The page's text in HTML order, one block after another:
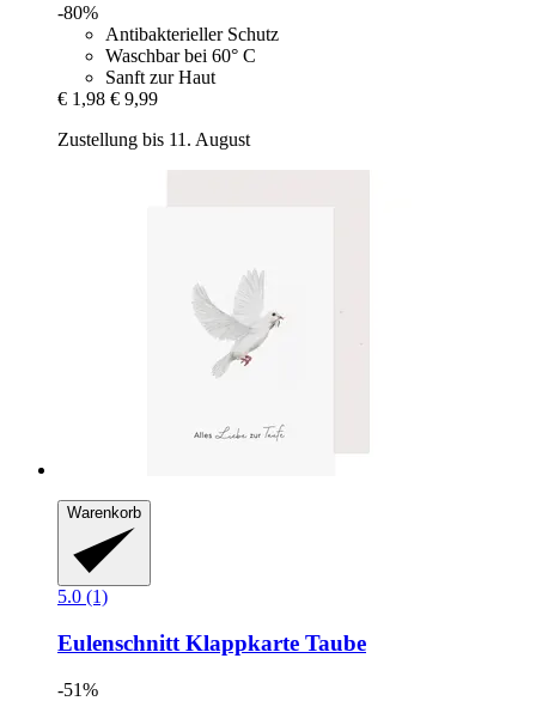
-80%
Antibakterieller Schutz
Waschbar bei 60° C
Sanft zur Haut
€ 1,98 € 9,99
Zustellung bis 11. August
Warenkorb
5.0 (1)
Eulenschnitt Klappkarte Taube
-51%